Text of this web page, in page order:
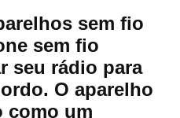
sem fio
sem fio
seu rádio para
O aparelho
como um